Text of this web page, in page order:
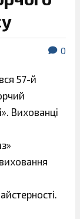
0
57-й
Вихованці